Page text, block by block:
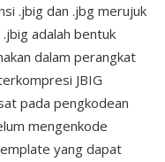
.jbig dan .jbg merujuk
adalah bentuk
dalam perangkat
JBIG
pada pengkodean
mengenkode
yang dapat